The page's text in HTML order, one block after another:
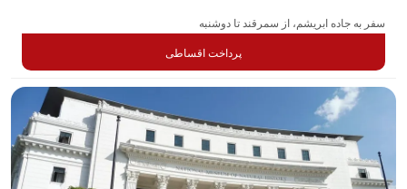
سفر به جاده ابریشم، از سمرقند تا دوشنبه
پرداخت اقساطی